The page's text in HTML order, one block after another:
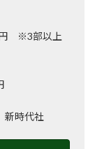
円 ※3部以上
時代社